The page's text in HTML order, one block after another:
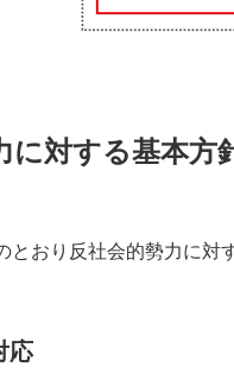
に対する基本方
とおり反社会的勢力に対
応